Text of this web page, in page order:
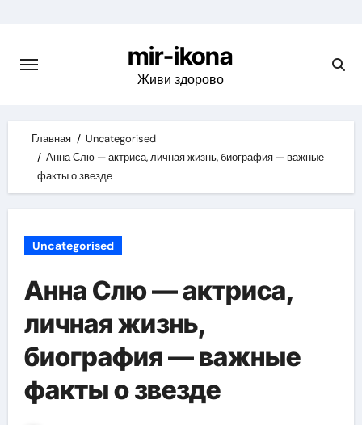
content
mir-ikona
Живи здорово
Главная
Uncategorised
Анна Слю — актриса, личная жизнь, биография — важные
факты о звезде
Uncategorised
Анна Слю — актриса,
личная жизнь,
биография — важные
факты о звезде